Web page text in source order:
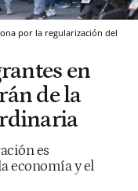
por la regularización del
en
de la
es
economía y el